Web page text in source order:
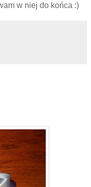
w niej do końca :)